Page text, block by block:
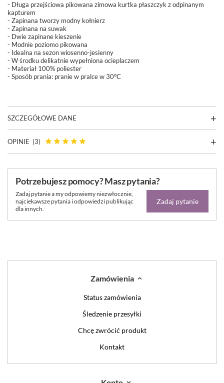
- Długa przejściowa pikowana zimowa kurtka płaszczyk z odpinanym
kapturem
- Zapinana tworzy modny kołnierz
- Zapinana na suwak
- Dwie zapinane kieszenie
- Modnie poziomo pikowana
- Idealna na sezon wiosenno-jesienny
- W środku delikatnie wypełniona ocieplaczem
- Materiał 100% poliester
- Sposób prania: pranie w pralce w 30°C
SZCZEGÓŁOWE DANE
OPINIE (3)
Potrzebujesz pomocy? Masz pytania?
Zadaj pytanie a my odpowiemy niezwłocznie,
najciekawsze pytania i odpowiedzi publikując
dla innych.
Zadaj pytanie
Zamówienia
Status zamówienia
Śledzenie przesyłki
Chcę zwrócić produkt
Kontakt